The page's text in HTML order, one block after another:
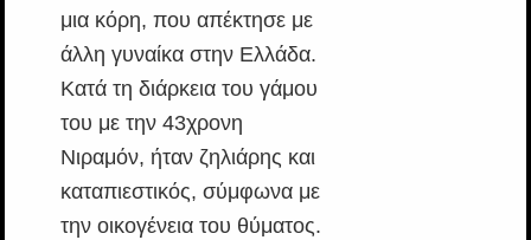
μια κόρη, που απέκτησε με
άλλη γυναίκα στην Ελλάδα.
Κατά τη διάρκεια του γάμου
του με την 43χρονη
Νιραμόν, ήταν ζηλιάρης και
καταπιεστικός, σύμφωνα με
την οικογένεια του θύματος.